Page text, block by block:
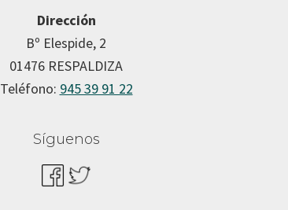
Dirección
Bº Elespide, 2
01476 RESPALDIZA
Teléfono: 945 39 91 22
Síguenos